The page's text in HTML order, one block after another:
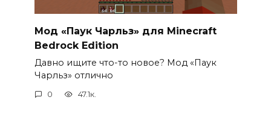
Мод «Паук Чарльз» для Minecraft
Bedrock Edition
Давно ищите что-то новое? Мод «Паук
Чарльз» отлично
0 47.1к.